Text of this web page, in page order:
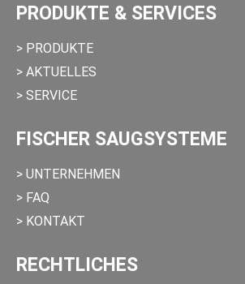
PRODUKTE & SERVICES
> PRODUKTE
> AKTUELLES
> SERVICE
FISCHER SAUGSYSTEME
> UNTERNEHMEN
> FAQ
> KONTAKT
RECHTLICHES